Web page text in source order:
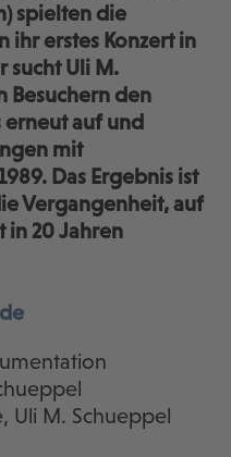
spielten die
ihr erstes Konzert in
sucht Uli M.
Besuchern den
erneut auf und
mit
Das Ergebnis ist
Vergangenheit, auf
in 20 Jahren
Uli M. Schueppel